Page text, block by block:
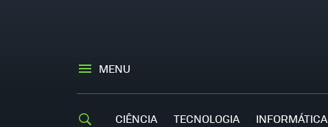
MENU
CIÊNCIA TECNOLOGIA INFORMÁTICA